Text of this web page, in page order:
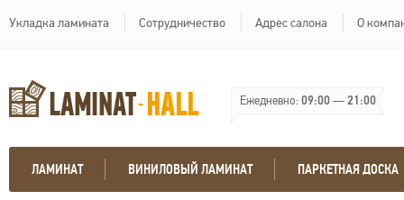
Укладка ламината Сотрудничество Адрес салона О
Ежедневно:09:00—21:00
ЛАМИНАТ ВИНИЛОВЫЙ ЛАМИНАТ ПАРКЕТНАЯ ДОСКА